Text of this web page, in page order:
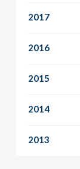
2017
2016
2015
2014
2013